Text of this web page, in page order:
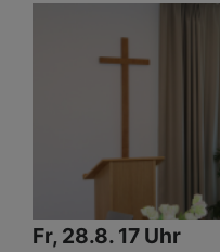
Fr, 28.8. 17 Uhr